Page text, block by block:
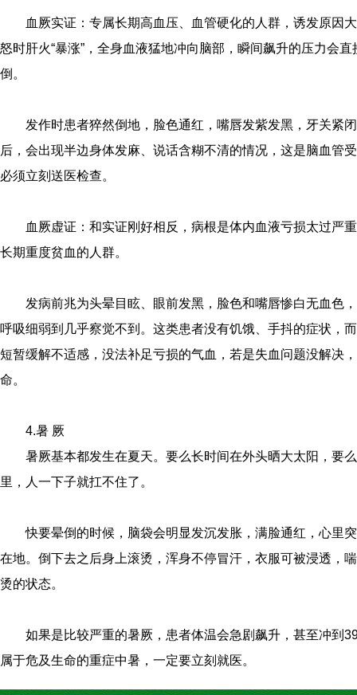
血厥实证：专属长期高血压、血管硬化的人群，诱发原因
怒时肝火“暴涨”，全身血液猛地冲向脑部，瞬间飙升的压力会
倒。
发作时患者猝然倒地，脸色通红，嘴唇发紫发黑，牙关紧
后，会出现半边身体发麻、说话含糊不清的情况，这是脑血管
必须立刻送医检查。
血厥虚证：和实证刚好相反，病根是体内血液亏损太过严
长期重度贫血的人群。
发病前兆为头晕目眩、眼前发黑，脸色和嘴唇惨白无血色
呼吸细弱到几乎察觉不到。这类患者没有饥饿、手抖的症状，
短暂缓解不适感，没法补足亏损的气血，若是失血问题没解决
命。
4.暑 厥
暑厥基本都发生在夏天。要么长时间在外头晒大太阳，要
里，人一下子就扛不住了。
快要晕倒的时候，脑袋会明显发沉发胀，满脸通红，心里
在地。倒下去之后身上滚烫，浑身不停冒汗，衣服可被浸透，
烫的状态。
如果是比较严重的暑厥，患者体温会急剧飙升，甚至冲到
属于危及生命的重症中暑，一定要立刻就医。